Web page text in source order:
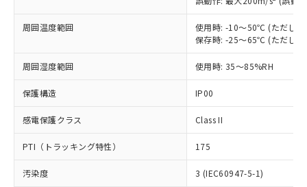
周囲温度範囲
使用時: -10～50℃ (ただし、
保存時: -25～65℃ (ただし、
周囲湿度範囲 使用時: 35～85%RH
保護構造 IP00
感電保護クラス Class II
PTI（トラッキング特性） 175
汚染度 3 (IEC60947-5-1)
本サービスは、当社制御機器事業取扱
商品の当社在庫状況および標準価格
(税抜)を提供させていただくもので
当社制御機器事業取扱商品の中には、
本サービスの対象外となる商品もある
在庫状況および標準価格照会結果は、
記載している更新日時点での社内デー
タに基づき作成されるものであり、閲
覧された時点での実際の在庫および標
準価格とは異なる場合があることをご
調査・確認中：EU RoHS指令（10物質）の
非含有の対応状況を調査中または確認中の
商品です。
非該当品：ライセンス料など無形物で、有
害物質有無と関係のない商品です。
いたものが、含有品と判明した場合などや
むを得ず変更することがあります。
鉛(Pb) 1000ppm以下、 水銀(Hg) 1000ppm以下、 カド
ミウム(Cd) 100ppm以下、
六価クロム(Cr(Ⅵ)) 1000ppm以下、ポリ臭化ビフェニル
類(PBB) 1000ppm以下、ポリ臭化ジフェニルエーテル類
(PBDE) 1000ppm以下、フタル酸ビス(2-エチルヘキシ
「○」：最大均質材料含有率が中国RoHSの
「×」：最大均質材料含有率が中国RoHSの
基準値を超えていることを示します。
い合わせください。
*中国RoHS10物質の基準値 (GB/T26572)：
Cr(Ⅵ)(六価クロム) : 1000ppm、 PBBs(ポリ臭化ビフェ
当社は、これら貴社製品のうち、外国
為替および外国貿易法に定める商品
（以下｢規制貨物等」という）を輸出
または国外への提供する場合は、日本
国政府の輸出許可(または役務取引許
可)を取得するなどの必要な手続きを
記
号
説明